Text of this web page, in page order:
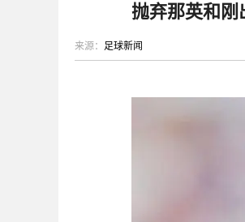
抛弃那英和刚
来源： 足球新闻